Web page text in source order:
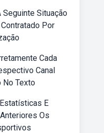
Seguinte Situação
Por
Cada
Canal
No Texto
E
Os